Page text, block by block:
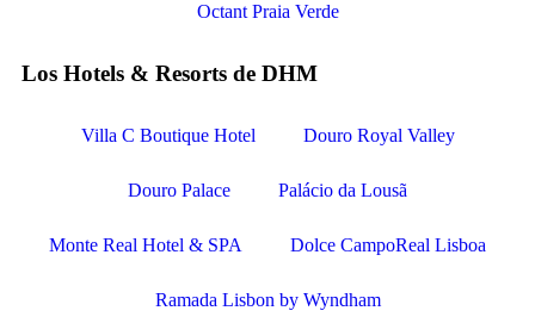
Octant Praia Verde
Los Hotels & Resorts de DHM
Villa C Boutique Hotel Douro Royal Valley
Douro Palace Palácio da Lousã
Monte Real Hotel & SPA Dolce CampoReal Lisboa
Ramada Lisbon by Wyndham